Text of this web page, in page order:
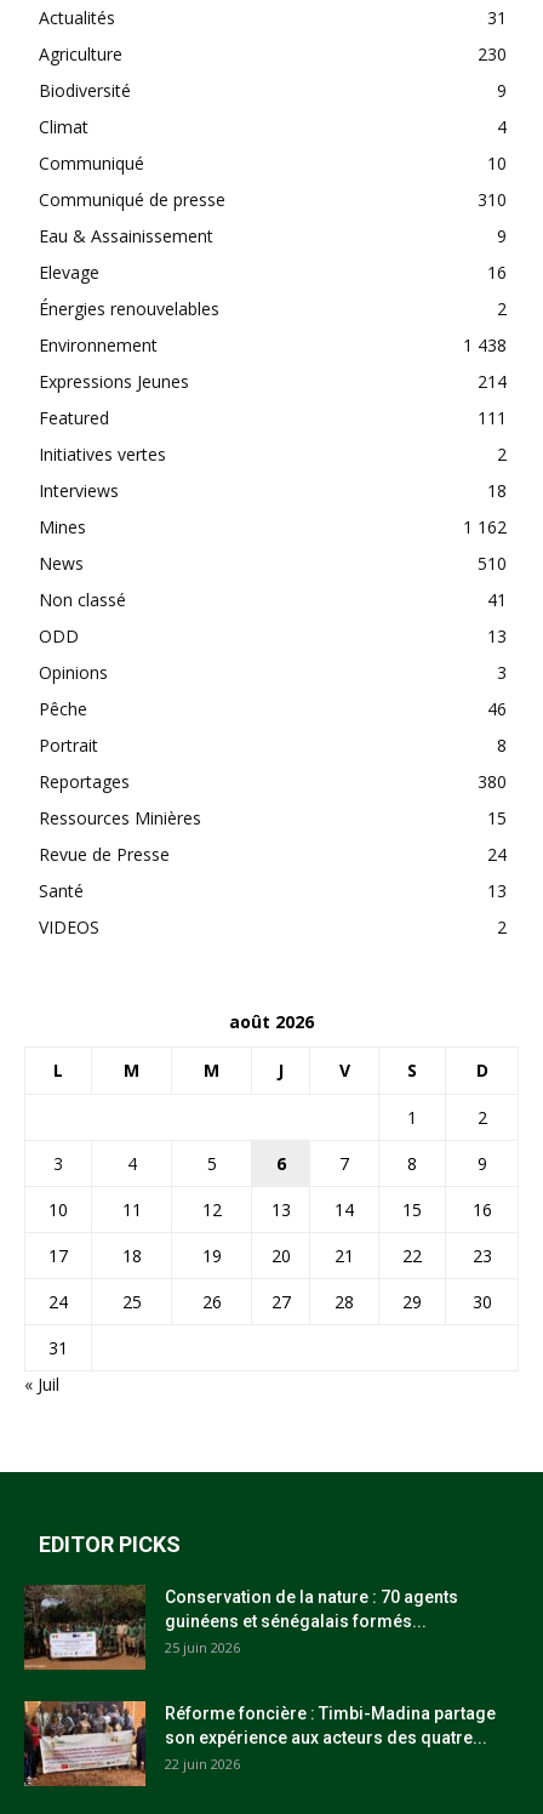
Actualités
31
Agriculture
230
Biodiversité
9
Climat
4
Communiqué
10
Communiqué de presse
310
Eau & Assainissement
9
Elevage
16
Énergies renouvelables
2
Environnement
1 438
Expressions Jeunes
214
Featured
111
Initiatives vertes
2
Interviews
18
Mines
1 162
News
510
Non classé
41
ODD
13
Opinions
3
Pêche
46
Portrait
8
Reportages
380
Ressources Minières
15
Revue de Presse
24
Santé
13
VIDEOS
2
août 2026
L M M J V S D
1
2
3
4 5 6 7 8
9
10
11 12 13 14 15
16
17
18 19 20 21 22
23
24
25 26 27 28 29
30
31
« Juil
EDITOR PICKS
Conservation de la nature : 70 agents
guinéens et sénégalais formés...
25 juin 2026
Réforme foncière : Timbi-Madina partage
son expérience aux acteurs des quatre...
22 juin 2026